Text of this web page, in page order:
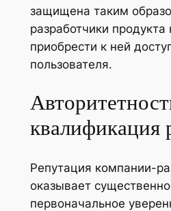
защищена таким
разработчики продукта
приобрести к ней
пользователя.
квалификация
Репутация компании-
оказывает
первоначальное